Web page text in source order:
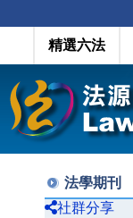
精選六法
法學期刊
社群分享